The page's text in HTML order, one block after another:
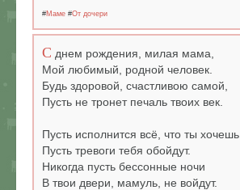
#Маме #От дочери
С днем рождения, милая мама,
Мой любимый, родной человек.
Будь здоровой, счастливою самой,
Пусть не тронет печаль твоих век.
Пусть исполнится всё, что ты хочешь,
Пусть тревоги тебя обойдут.
Никогда пусть бессонные ночи
В твои двери, мамуль, не войдут.